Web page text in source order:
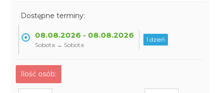
Dostępne terminy:
08.08.2026 - 08.08.2026
Sobota → Sobota
1 dzień
Ilość osób: